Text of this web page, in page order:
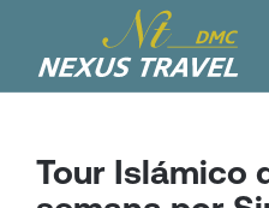
Tour Islámico